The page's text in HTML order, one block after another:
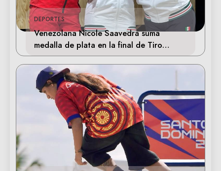
DEPORTES
Venezolana Nicole Saavedra suma
medalla de plata en la final de Tiro
Deportivo